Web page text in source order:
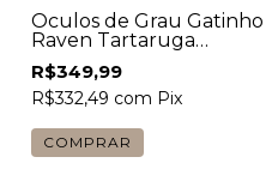
Óculos de Grau Gatinho
Raven Tartaruga
Feminino
R$349,99
R$332,49 com Pix